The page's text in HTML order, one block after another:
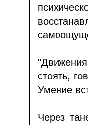
стоять,
Умение
Через